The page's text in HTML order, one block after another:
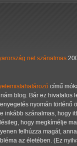
net szánalmas
című
blog. Bár ez hivatalos
nyomán történő
inkább szánalmas, hogy
hogy megkímélje
felhúzza magát,
az életében. (Ez